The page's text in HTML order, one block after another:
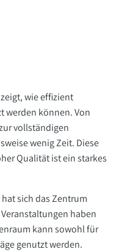
wie effizient
werden können. Von
vollständigen
wenig Zeit. Diese
Qualität ist ein starkes
sich das Zentrum
haben
kann sowohl für
genutzt werden.